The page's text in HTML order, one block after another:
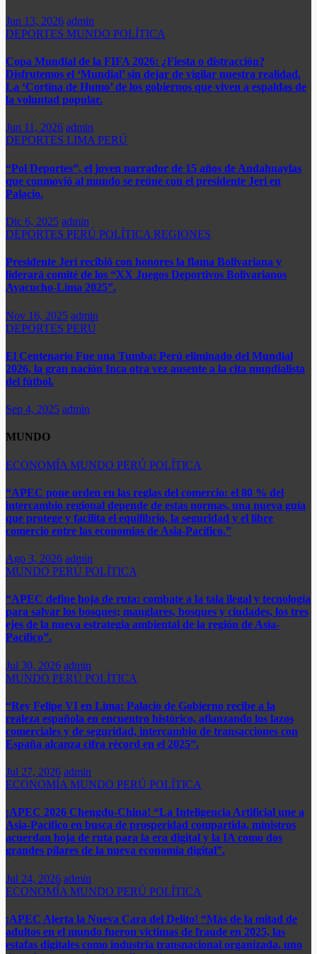
Jun 13, 2026 admin
DEPORTES MUNDO POLÍTICA
Copa Mundial de la FIFA 2026: ¿Fiesta o distracción?
Disfrutemos el ‘Mundial’ sin dejar de vigilar nuestra realidad.
La ‘Cortina de Humo’ de los gobiernos que viven a espaldas de
la voluntad popular.
Jun 11, 2026 admin
DEPORTES LIMAPERÚ
“Pol Deportes”, el joven narrador de 15 años de Andahuaylas
que conmovió al mundo se reúne con el presidente Jerí en
Palacio.
Dic 6, 2025 admin
DEPORTES PERÚ POLÍTICA REGIONES
Presidente Jerí recibió con honores la flama Bolivariana y
liderará comité de los “XX Juegos Deportivos Bolivarianos
Ayacucho-Lima 2025”.
Nov 16, 2025 admin
DEPORTES PERÚ
El Centenario Fue una Tumba: Perú eliminado del Mundial
2026, la gran nación Inca otra vez ausente a la cita mundialista
del fútbol.
Sep 4, 2025 admin
MUNDO
ECONOMÍA MUNDO PERÚ POLÍTICA
“APEC pone orden en las reglas del comercio: el 80 % del
intercambio regional depende de estas normas, una nueva guía
que protege y facilita el equilibrio, la seguridad y el libre
comercio entre las economías de Asia-Pacífico.”​
Ago 3, 2026 admin
MUNDO PERÚ POLÍTICA
“APEC define hoja de ruta: combate a la tala ilegal y tecnología
para salvar los bosques; manglares, bosques y ciudades, los tres
ejes de la nueva estrategia ambiental de la región de Asia-
Pacífico”.
Jul 30, 2026 admin
MUNDO PERÚ POLÍTICA
“Rey Felipe VI en Lima: Palacio de Gobierno recibe a la
realeza española en encuentro histórico, afianzando los lazos
comerciales y de seguridad, intercambio de transacciones con
España alcanza cifra récord en el 2025”.​
Jul 27, 2026 admin
ECONOMÍA MUNDO PERÚ POLÍTICA
¡APEC 2026 Chengdu-China! “La Inteligencia Artificial une a
Asia-Pacífico en busca de prosperidad compartida, ministros
acuerdan hoja de ruta para la era digital y la IA como dos
grandes pilares de la nueva economía digital”.
Jul 24, 2026 admin
ECONOMÍA MUNDO PERÚ POLÍTICA
¡APEC Alerta la Nueva Cara del Delito! “Más de la mitad de
adultos en el mundo fueron víctimas de fraude en 2025, las
estafas digitales como industria transnacional organizada, uno